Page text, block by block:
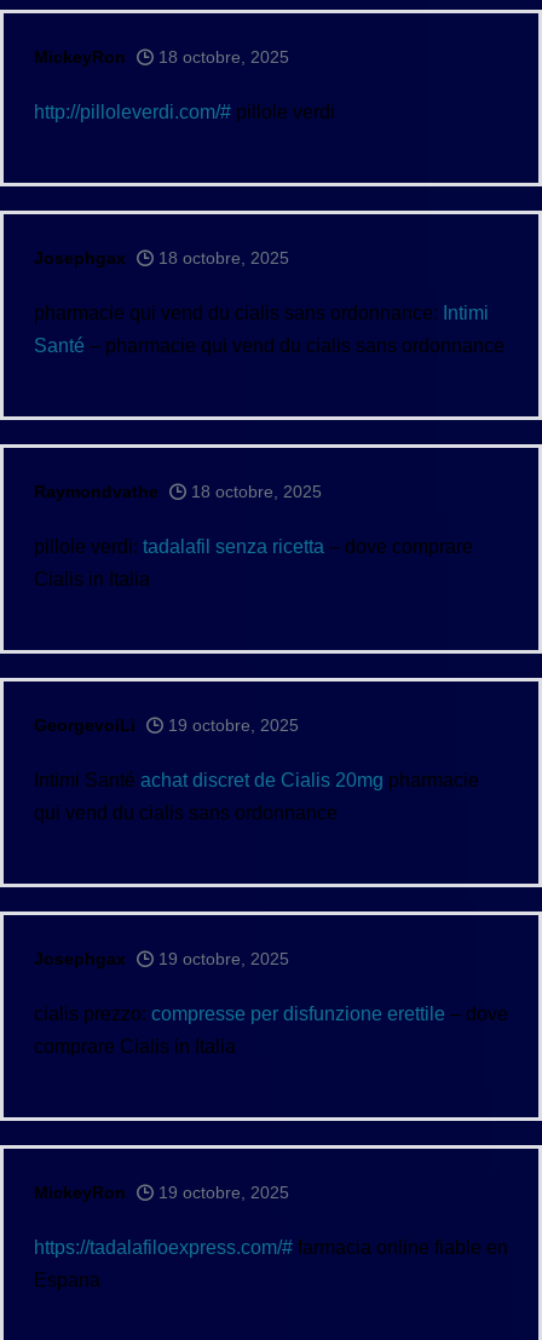
MickeyRon 18 octobre, 2025
http://pilloleverdi.com/# pillole verdi
Josephgax 18 octobre, 2025
pharmacie qui vend du cialis sans ordonnance: Intimi
Santé – pharmacie qui vend du cialis sans ordonnance
Raymondvathe 18 octobre, 2025
pillole verdi: tadalafil senza ricetta – dove comprare
Cialis in Italia
GeorgevoiLi 19 octobre, 2025
Intimi Santé achat discret de Cialis 20mg pharmacie
qui vend du cialis sans ordonnance
Josephgax 19 octobre, 2025
cialis prezzo: compresse per disfunzione erettile – dove
comprare Cialis in Italia
MickeyRon 19 octobre, 2025
https://tadalafiloexpress.com/# farmacia online fiable en
Espana